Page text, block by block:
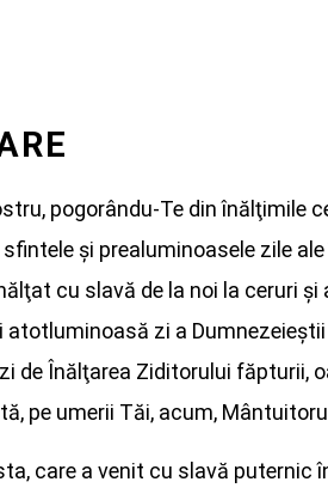
pogorându-Te din înălţimile
şi prealuminoasele zile ale
cu slavă de la noi la ceruri şi
zi a
de Înălţarea Ziditorului făpturii,
pe umerii Tăi, acum,
care a venit cu slavă puternic